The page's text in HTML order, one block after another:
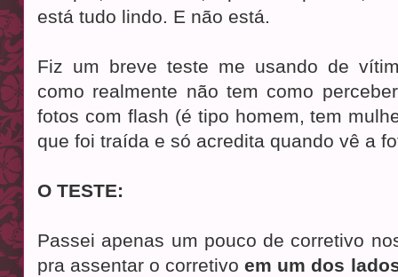
está tudo lindo. E não está.
Fiz um breve teste me usando de
como realmente não tem como
fotos com flash (é tipo homem, tem
que foi traída e só acredita quando vê a
O TESTE:
Passei apenas um pouco de corretivo
pra assentar o corretivoem um dos